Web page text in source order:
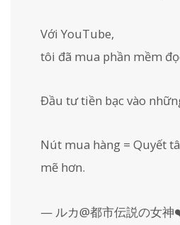
Với YouTube,
tôi đã mua phần mềm
Đầu tư tiền bạc vào
Nút mua hàng = Quyết
mẽ hơn.
— ルカ@都市伝説の女